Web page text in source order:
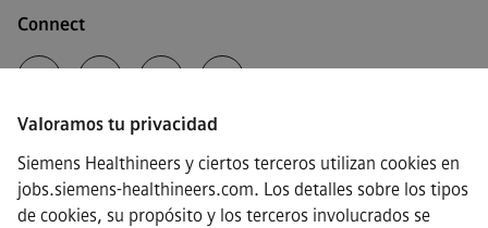
Valoramos tu privacidad
Siemens Healthineers y ciertos terceros utilizan cookies en
jobs.siemens-healthineers.com. Los detalles sobre los tipos
de cookies, su propósito y los terceros involucrados se
Connect
Siemens Healthineers AG © 2026
Preguntas frecuentes
·
Información corporativa